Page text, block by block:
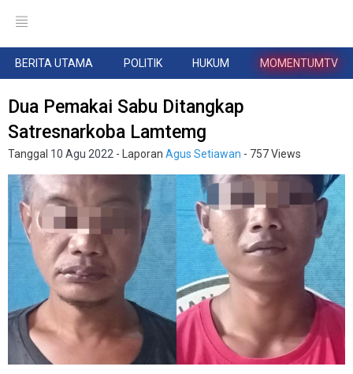
BERITA UTAMA POLITIK HUKUM MOMENTUMTV
Dua Pemakai Sabu Ditangkap
Satresnarkoba Lamtemg
Tanggal 10 Agu 2022 - Laporan Agus Setiawan - 757 Views